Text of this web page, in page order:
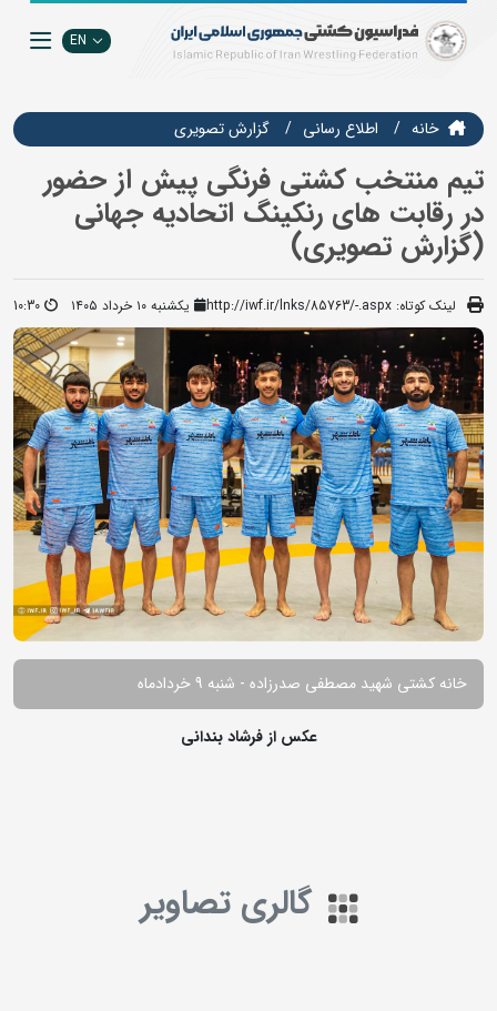
EN
خانه اطلاع رسانی گزارش تصويري
تیم منتخب کشتی فرنگی پیش از حضور
در رقابت های رنکینگ اتحادیه جهانی
(گزارش تصویری)
لینک کوتاه: http://iwf.ir/lnks/85763/-.aspx یکشنبه ۱۰ خرداد ۱۴۰۵ 10:30
خانه کشتی شهید مصطفی صدرزاده - شنبه 9 خردادماه
عکس از فرشاد بندانی
گالری تصاویر